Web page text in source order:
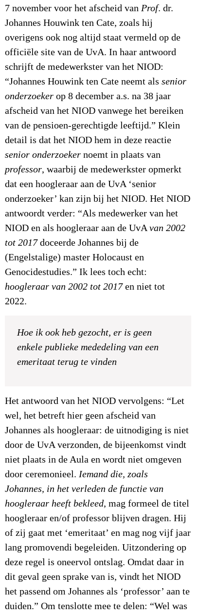
7 november voor het afscheid van Prof. dr.
Johannes Houwink ten Cate, zoals hij
overigens ook nog altijd staat vermeld op de
officiële site van de UvA. In haar antwoord
schrijft de medewerkster van het NIOD:
“Johannes Houwink ten Cate neemt als senior
onderzoeker op 8 december a.s. na 38 jaar
afscheid van het NIOD vanwege het bereiken
van de pensioen-gerechtigde leeftijd.” Klein
detail is dat het NIOD hem in deze reactie
senior onderzoeker noemt in plaats van
professor, waarbij de medewerkster opmerkt
dat een hoogleraar aan de UvA ‘senior
onderzoeker’ kan zijn bij het NIOD. Het NIOD
antwoordt verder: “Als medewerker van het
NIOD en als hoogleraar aan de UvAvan 2002
tot 2017doceerde Johannes bij de
(Engelstalige) master Holocaust en
Genocidestudies.” Ik lees toch echt:
hoogleraar van 2002 tot 2017en niet tot
2022.
Hoe ik ook heb gezocht, er is geen
enkele publieke mededeling van een
emeritaat terug te vinden
Het antwoord van het NIOD vervolgens: “Let
wel, het betreft hier geen afscheid van
Johannes als hoogleraar: de uitnodiging is niet
door de UvA verzonden, de bijeenkomst vindt
niet plaats in de Aula en wordt niet omgeven
door ceremonieel. Iemand die, zoals
Johannes, in het verleden de functie van
hoogleraar heeft bekleed, mag formeel de titel
hoogleraar en/of professor blijven dragen. Hij
of zij gaat met ‘emeritaat’ en mag nog vijf jaar
lang promovendi begeleiden. Uitzondering op
deze regel is oneervol ontslag. Omdat daar in
dit geval geen sprake van is, vindt het NIOD
het passend om Johannes als ‘professor’ aan te
duiden.” Om tenslotte mee te delen: “Wel was